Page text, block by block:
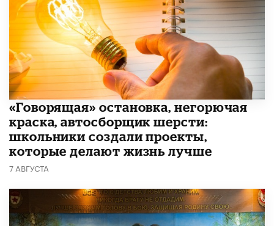
​«Говорящая» остановка, негорючая
краска, автосборщик шерсти:
школьники создали проекты,
которые делают жизнь лучше
7 АВГУСТА